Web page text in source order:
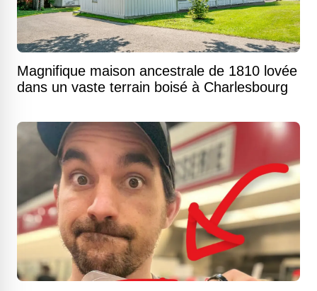
Magnifique maison ancestrale de 1810 lovée
dans un vaste terrain boisé à Charlesbourg